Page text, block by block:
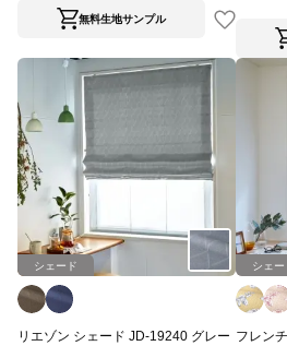
無料生地サンプル
シェード
リエゾン シェード JD-19240 グレー
シェー
フレン